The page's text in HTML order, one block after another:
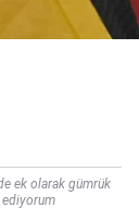
ek olarak gümrük
ediyorum